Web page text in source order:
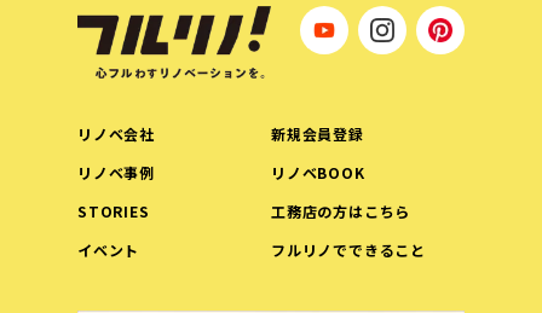
リノベ会社
新規会員登録
リノベ事例
リノベBOOK
STORIES
工務店の方はこちら
イベント
フルリノでできること